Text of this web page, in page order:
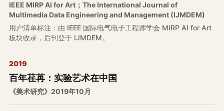
IEEE MIRP AI for Art；The International Journal of
Multimedia Data Engineering and Management (IJMDEM)
用户清单标注：由 IEEE 国际电气电子工程师学会 MIRP AI for Art
板块收录，后刊登于 IJMDEM。
2019
百年荏苒：实验艺术在中国
《美术研究》2019年10月